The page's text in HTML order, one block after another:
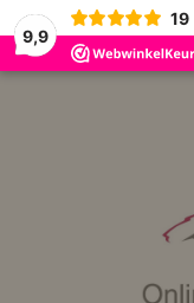
9,9
19